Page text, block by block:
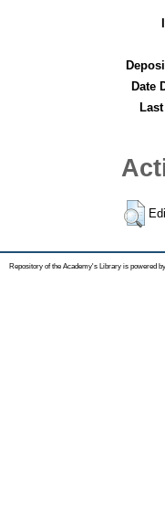
Date
Repository of the Academy's Library is powered by